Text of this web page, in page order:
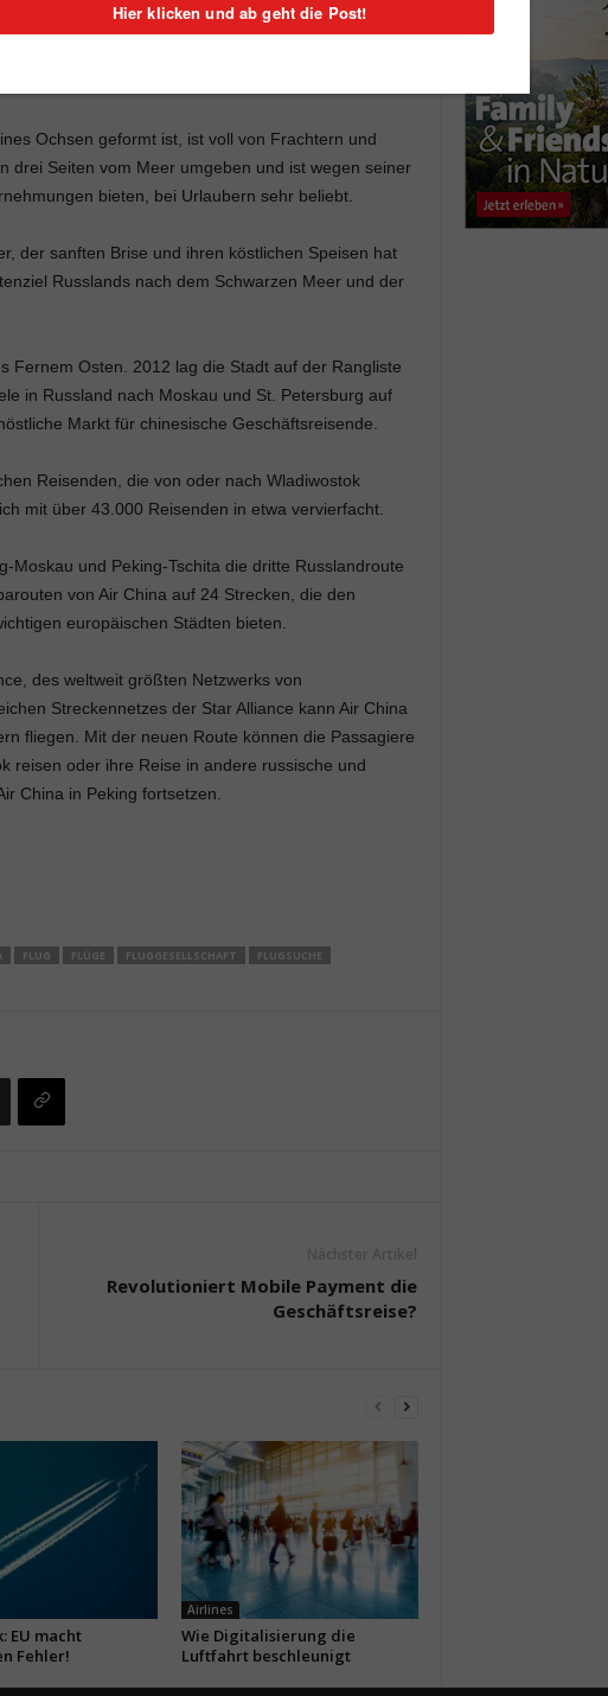
Peking beträgt drei Stunden. Die Transsibirische
der Oktoberrevolution steht eine Bronzestatue von
Ochsen geformt ist, ist voll von Frachtern und
drei Seiten vom Meer umgeben und ist wegen seiner
bieten, bei Urlaubern sehr beliebt.
der sanften Brise und ihren köstlichen Speisen hat
Russlands nach dem Schwarzen Meer und der
Fernem Osten. 2012 lag die Stadt auf der Rangliste
in Russland nach Moskau und St. Petersburg auf
Markt für chinesische Geschäftsreisende.
Reisenden, die von oder nach Wladiwostok
mit über 43.000 Reisenden in etwa vervierfacht.
Moskau und Peking-Tschita die dritte Russlandroute
von Air China auf 24 Strecken, die den
europäischen Städten bieten.
des weltweit größten Netzwerks von
Streckennetzes der Star Alliance kann Air China
fliegen. Mit der neuen Route können die Passagiere
reisen oder ihre Reise in andere russische und
China in Peking fortsetzen.
FLUG FLÜGE FLUGGESELLSCHAFT
FLUGSUCHE
Revolutioniert Mobile Payment die
Geschäftsreise?
EU macht
Fehler!
Airlines
Wie Digitalisierung die
Luftfahrt beschleunigt